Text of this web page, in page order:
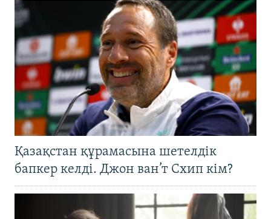
Қазақстан құрамасына шетелдік
бапкер келді. Джон ван’т Схип кім?